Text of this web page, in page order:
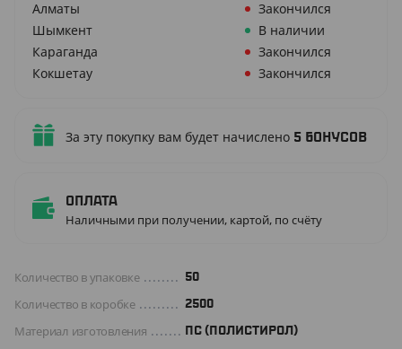
Алматы
Закончился
Шымкент
В наличии
Караганда
Закончился
Кокшетау
Закончился
За эту покупку вам будет начислено 5 бонусов
Оплата
Наличными при получении, картой, по счёту
Количество в упаковке 50
Количество в коробке 2500
Материал изготовления ПС (ПОЛИСТИРОЛ)